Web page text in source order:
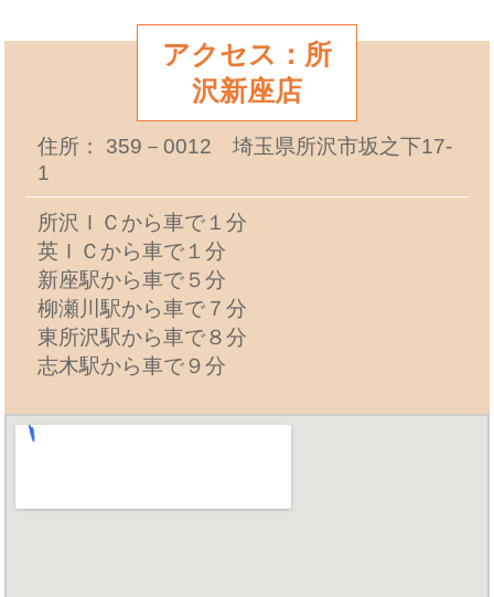
アクセス：所
沢新座店
住所： 359－0012 埼玉県所沢市坂之下17-
1
所沢ＩＣから車で１分
英ＩＣから車で１分
新座駅から車で５分
柳瀬川駅から車で７分
東所沢駅から車で８分
志木駅から車で９分